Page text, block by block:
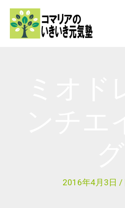
2016年4月3日 /